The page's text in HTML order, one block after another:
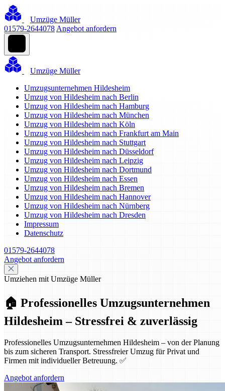
Umzüge Müller
01579-2644078 Angebot anfordern
Umzüge Müller
Umzugsunternehmen Hildesheim
Umzug von Hildesheim nach Berlin
Umzug von Hildesheim nach Hamburg
Umzug von Hildesheim nach München
Umzug von Hildesheim nach Köln
Umzug von Hildesheim nach Frankfurt am Main
Umzug von Hildesheim nach Stuttgart
Umzug von Hildesheim nach Düsseldorf
Umzug von Hildesheim nach Leipzig
Umzug von Hildesheim nach Dortmund
Umzug von Hildesheim nach Essen
Umzug von Hildesheim nach Bremen
Umzug von Hildesheim nach Hannover
Umzug von Hildesheim nach Nürnberg
Umzug von Hildesheim nach Dresden
Impressum
Datenschutz
01579-2644078
Angebot anfordern
Umziehen mit Umzüge Müller
🏠 Professionelles Umzugsunternehmen
Hildesheim – Stressfrei & zuverlässig
Professionelles Umzugsunternehmen Hildesheim – von der Planung
bis zum sicheren Transport. Stressfreier Umzug für Privat und
Firmen mit individueller Betreuung. ✅
Angebot anfordern